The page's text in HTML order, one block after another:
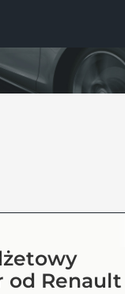
od Renault